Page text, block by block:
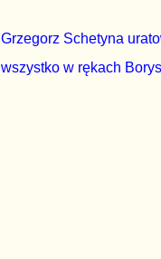
Grzegorz Schetyna
wszystko w rękach